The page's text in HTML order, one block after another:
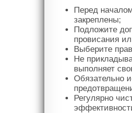
Перед
закреплены;
Подложите
провисания
Выберите
Не
выполняет
Обязательно
Регулярно